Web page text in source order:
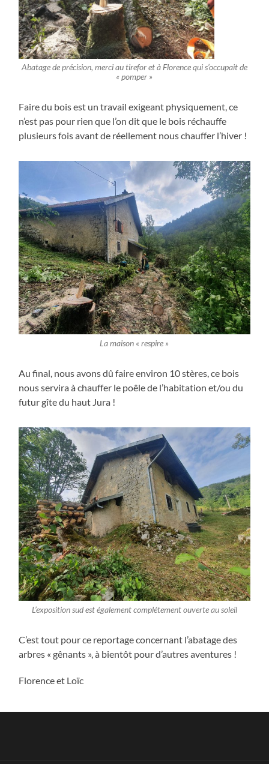
Abatage de précision, merci au tirefor et à Florence qui s’occupait de
« pomper »
Faire du bois est un travail exigeant physiquement, ce
n’est pas pour rien que l’on dit que le bois réchauffe
plusieurs fois avant de réellement nous chauffer l’hiver !
La maison « respire »
Au final, nous avons dû faire environ 10 stères, ce bois
nous servira à chauffer le poêle de l’habitation et/ou du
futur gîte du haut Jura !
L’exposition sud est également complétement ouverte au soleil
C’est tout pour ce reportage concernant l’abatage des
arbres « gênants », à bientôt pour d’autres aventures !
Florence et Loïc